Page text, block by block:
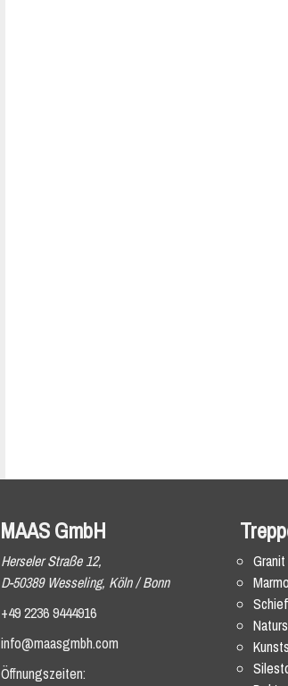
MAAS GmbH
Herseler Straße 12,
D-50389 Wesseling, Köln / Bonn
+49 2236 9444916
info@maasgmbh.com
Öffnungszeiten:
Granit